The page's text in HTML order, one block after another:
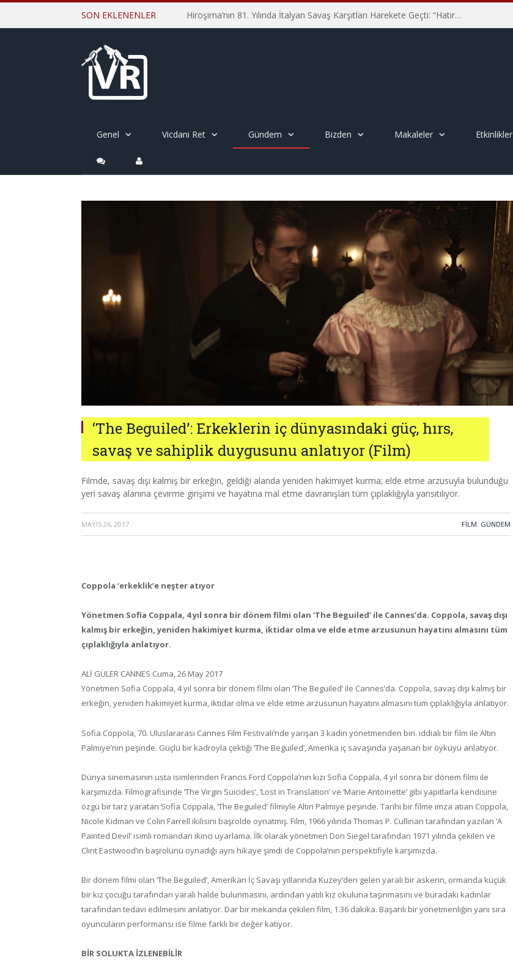
SON EKLENENLER Hiroşima’nın 81. Yılında İtalyan Savaş Karşıtları Harekete Geçti: “Hatırlamak yeterli değil”
Genel Vicdani Ret Gündem Bizden Makaleler Etkinlikler
‘The Beguiled’: Erkeklerin iç dünyasındaki güç, hırs,
savaş ve sahiplik duygusunu anlatıyor (Film)
Filmde, savaş dışı kalmış bir erkeğin, geldiği alanda yeniden hakimiyet kurma; elde etme arzusuyla bulunduğu
yeri savaş alanına çevirme girişimi ve hayatına mal etme davranışları tüm çıplaklığıyla yansıtılıyor.
MAYIS 26, 2017 · FILM, GÜNDEM
Coppola ‘erkeklik’e neşter atıyor
Yönetmen Sofia Coppala, 4 yıl sonra bir dönem filmi olan ‘The Beguiled’ ile Cannes’da. Coppola, savaş dışı
kalmış bir erkeğin, yeniden hakimiyet kurma, iktidar olma ve elde etme arzusunun hayatını almasını tüm
çıplaklığıyla anlatıyor.
ALİ GÜLER CANNES Cuma, 26 May 2017
Yönetmen Sofia Coppala, 4 yıl sonra bir dönem filmi olan ‘The Beguiled’ ile Cannes’da. Coppola, savaş dışı kalmış bir
erkeğin, yeniden hakimiyet kurma, iktidar olma ve elde etme arzusunun hayatını almasını tüm çıplaklığıyla anlatıyor.
Sofia Coppola, 70. Uluslararası Cannes Film Festivali’nde yarışan 3 kadın yönetmenden biri. iddialı bir film ile Altın
Palmiye’nin peşinde. Güçlü bir kadroyla çektiği ‘The Beguiled’, Amerika iç savaşında yaşanan bir öyküyü anlatıyor.
Dünya sinemasının usta isimlerinden Francis Ford Coppola’nın kızı Sofia Coppala, 4 yıl sonra bir dönem filmi ile
karşımızda. Filmografisinde ‘The Virgin Suicides’, ‘Lost in Translation’ ve ‘Marie Antoinette’ gibi yapıtlarla kendisine
özgü bir tarz yaratan Sofia Coppala, ‘The Beguiled’ filmiyle Altın Palmiye peşinde. Tarihi bir filme imza atıan Coppola,
Nicole Kidman ve Colin Farrell ikilisini başrolde oynatmış. Film, 1966 yılında Thomas P. Cullinan tarafından yazılan ‘A
Painted Devil’ isimli romandan ikinci uyarlama. İlk olarak yönetmen Don Siegel tarafından 1971 yılında çekilen ve
Clint Eastwood’ın başrolünü oynadığı aynı hikaye şimdi de Coppola’nın perspektifiyle karşımızda.
Bir dönem filmi olan ‘The Beguiled’, Amerikan İç Savaşı yıllarında Kuzey’den gelen yaralı bir askerin, ormanda küçük
bir kız çocuğu tarafından yaralı halde bulunmasını, ardından yatılı kız okuluna taşınmasını ve buradaki kadınlar
tarafından tedavi edilmesini anlatıyor. Dar bir mekanda çekilen film, 1.36 dakika. Başarılı bir yönetmenliğin yanı sıra
oyuncuların performansı ise filme farklı bir değer katıyor.
BİR SOLUKTA İZLENEBİLİR